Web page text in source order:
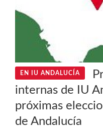
EN IU ANDALUCÍA
internas de IU
próximas
de Andalucía